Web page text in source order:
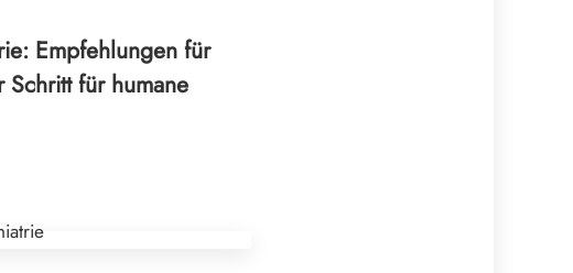
Empfehlungen für
für humane